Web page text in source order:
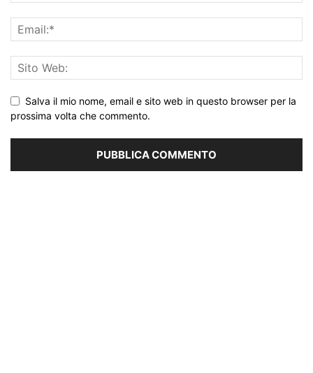
Salva il mio nome, email e sito web in questo browser per la
prossima volta che commento.